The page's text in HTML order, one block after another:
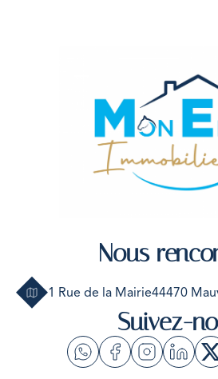
Nous
1 Rue de la Mairie44470
Suivez-